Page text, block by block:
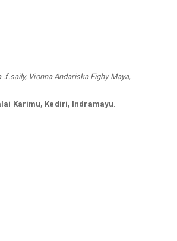
.f.saily, Vionna Andariska Eighy Maya,
Karimu, Kediri, Indramayu